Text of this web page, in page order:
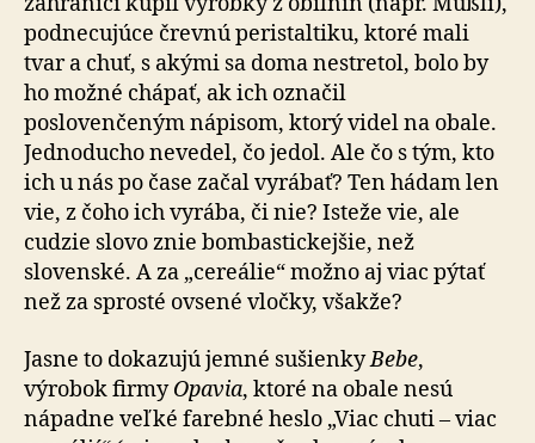
podnecujúce črevnú peristaltiku, ktoré mali
tvar a chuť, s akými sa doma nestretol, bolo by
ho možné chápať, ak ich označil
poslovenčeným nápisom, ktorý videl na obale.
Jednoducho nevedel, čo jedol. Ale čo s tým, kto
ich u nás po čase začal vyrábať? Ten hádam len
vie, z čoho ich vyrába, či nie? Isteže vie, ale
cudzie slovo znie bombastickejšie, než
slovenské. A za „cereálie“ možno aj viac pýtať
než za sprosté ovsené vločky, všakže?
Jasne to dokazujú jemné sušienkyBebe,
výrobok firmyOpavia, ktoré na obale nesú
nápadne veľké farebné heslo „Viac chuti – viac